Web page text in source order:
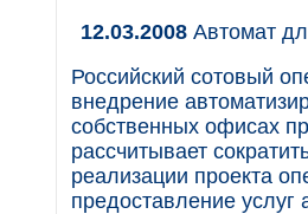
12.03.2008 Автомат
Российский сотовый
внедрение
собственных офисах
рассчитывает
реализации проекта
предоставление